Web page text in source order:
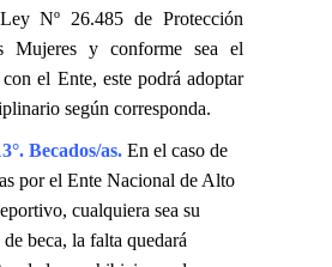
Nº 26.485 de Protección
Mujeres y conforme sea el
el Ente, este podrá adoptar
según corresponda.
Becados/as. En el caso de
por el Ente Nacional de Alto
cualquiera sea su
beca, la falta quedará